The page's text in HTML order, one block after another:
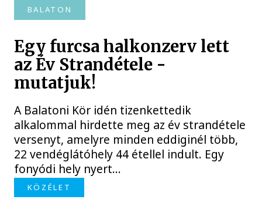
BALATON
Egy furcsa halkonzerv lett
az Év Strandétele -
mutatjuk!
A Balatoni Kör idén tizenkettedik
alkalommal hirdette meg az év strandétele
versenyt, amelyre minden eddiginél több,
22 vendéglátóhely 44 étellel indult. Egy
fonyódi hely nyert...
KÖZÉLET